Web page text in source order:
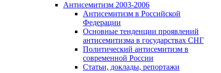
Антисемитизм 2003-2006
Антисемитизм в Российской
Федерации
Основные тенденции проявлений
антисемитизма в государствах СНГ
Политический антисемитизм в
современной России
Статьи, доклады, репортажи